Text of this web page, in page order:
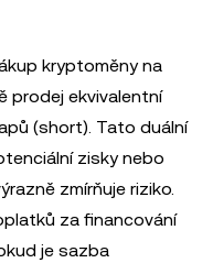
kryptoměny na
prodej ekvivalentní
(short). Tato duální
zisky nebo
zmírňuje riziko.
za financování
je sazba